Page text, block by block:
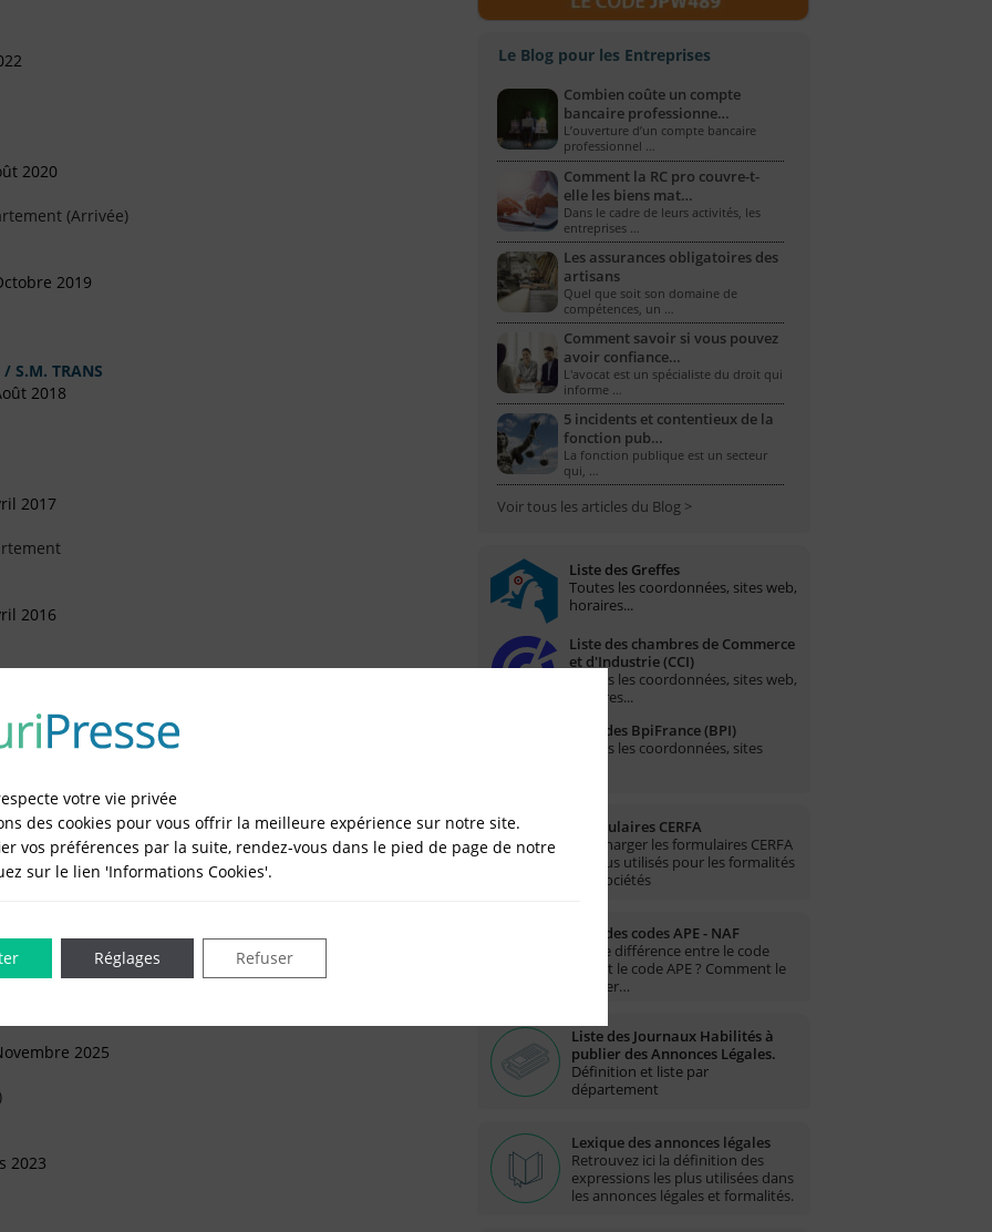
2020
(Arrivée)
2019
/ S.M. TRANS
2018
2017
2016
2015
EN LIGNE DANS LE DÉPARTEMENT DU 75 -
2025
2023
Le Blog pour les Entreprises
Combien coûte un compte
bancaire professionne…
L’ouverture d’un compte bancaire
professionnel …
Comment la RC pro couvre-t-
elle les biens mat…
Dans le cadre de leurs activités, les
entreprises …
Les assurances obligatoires des
artisans
Quel que soit son domaine de
compétences, un …
Comment savoir si vous pouvez
avoir confiance…
L'avocat est un spécialiste du droit qui
informe …
5 incidents et contentieux de la
fonction pub…
La fonction publique est un secteur
qui, …
Voir tous les articles du Blog >
Liste des Greffes
Toutes les coordonnées, sites web,
horaires...
Liste des chambres de Commerce
et d'Industrie (CCI)
Toutes les coordonnées, sites web,
horaires...
Liste des BpiFrance (BPI)
Toutes les coordonnées, sites
Formulaires CERFA
Télécharger les formulaires CERFA
les plus utilisés pour les formalités
des sociétés
Liste des codes APE - NAF
Quelle différence entre le code
NAF et le code APE ? Comment le
trouver…
Liste des Journaux Habilités à
publier des Annonces Légales.
Définition et liste par
département
Lexique des annonces légales
Retrouvez ici la définition des
expressions les plus utilisées dans
les annonces légales et formalités.
votre vie privée
des cookies pour vous offrir la meilleure expérience sur notre site.
vos préférences par la suite, rendez-vous dans le pied de page de notre
sur le lien 'Informations Cookies'.
Refuser
Réglages